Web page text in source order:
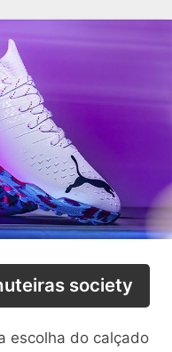
society
escolha do calçado